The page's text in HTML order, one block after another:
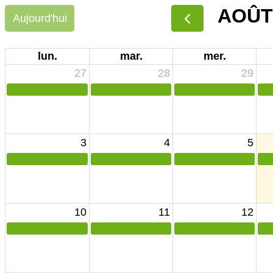
Aujourd'hui
lun. mar.
mer.
27
28 29
3 4 5
10 11 12